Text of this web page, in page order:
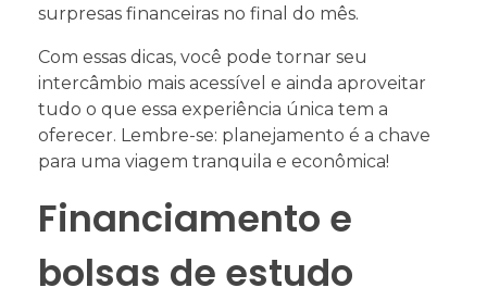
surpresas financeiras no final do mês.
Com essas dicas, você pode tornar seu
intercâmbio mais acessível e ainda aproveitar
tudo o que essa experiência única tem a
oferecer. Lembre-se: planejamento é a chave
para uma viagem tranquila e econômica!
Financiamento e
bolsas de estudo